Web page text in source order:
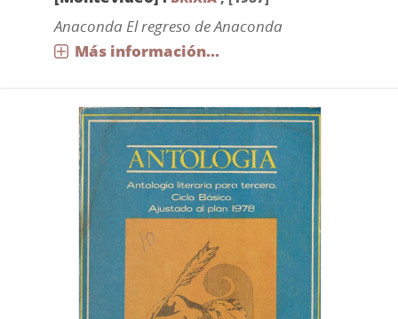
Anaconda El regreso de Anaconda
Más información...